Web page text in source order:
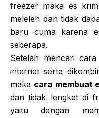
freezer maka es
meleleh dan tidak
baru cuma karena
seberapa.
Setelah mencari
internet serta
maka cara membuat
dan tidak lengket di
yaitu dengan